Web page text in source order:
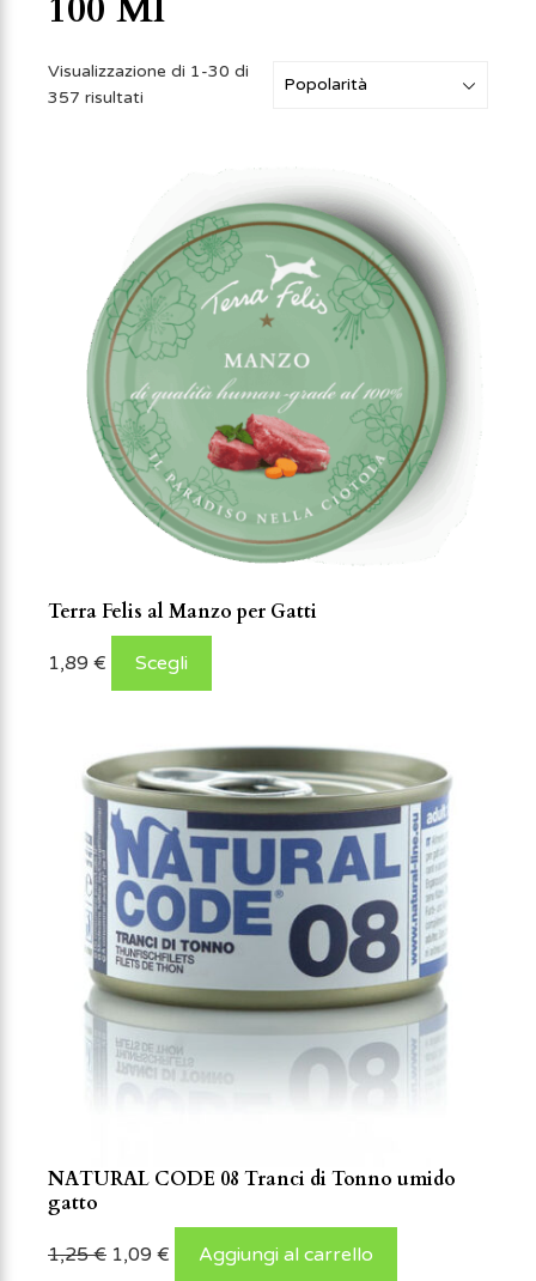
Visualizzazione di 1-30 di
357 risultati
Terra Felis al Manzo per Gatti
1,89 € Scegli
NATURAL CODE 08 Tranci di Tonno umido
gatto
1,25€ 1,09 € Aggiungi al carrello